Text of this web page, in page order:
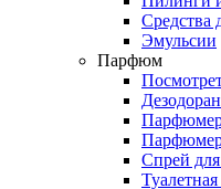
Средства
Эмульсии
Парфюм
Спрей для
Туалетная